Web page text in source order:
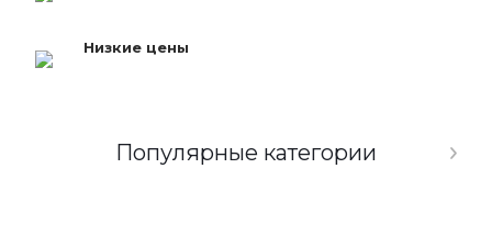
Низкие цены
Популярные категории